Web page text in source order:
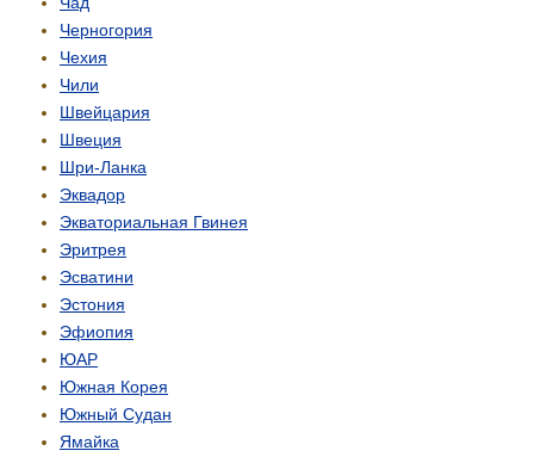
Черногория
Чехия
Чили
Швейцария
Швеция
Шри-Ланка
Эквадор
Экваториальная Гвинея
Эритрея
Эсватини
Эстония
Эфиопия
ЮАР
Южная Корея
Южный Судан
Ямайка